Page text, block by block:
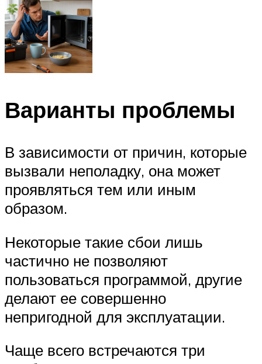
Варианты проблемы
В зависимости от причин, которые
вызвали неполадку, она может
проявляться тем или иным
образом.
Некоторые такие сбои лишь
частично не позволяют
пользоваться программой, другие
делают ее совершенно
непригодной для эксплуатации.
Чаще всего встречаются три